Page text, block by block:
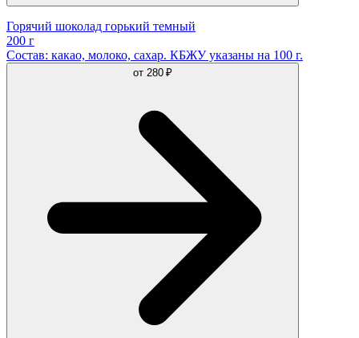
Горячий шоколад горький темный
200 г
Состав: какао, молоко, сахар. КБЖУ указаны на 100 г.
от 280 ₽